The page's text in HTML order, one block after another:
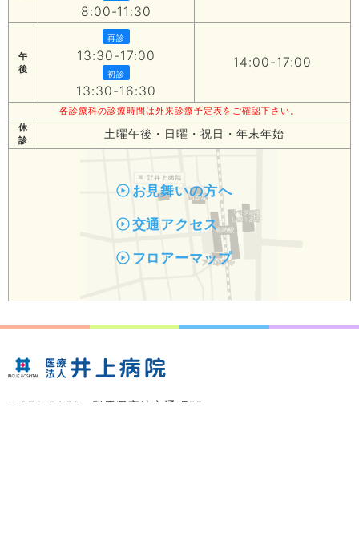
8:00-11:30
午
後
再診
13:30-17:00
初診
13:30-16:30
14:00-17:00
各診療科の診療時間は外来診療予定表をご確認下さい。
休
診
土曜午後・日曜・祝日・年末年始
お見舞いの方へ
交通アクセス
フロアーマップ
〒370-0053 群馬県高崎市通町55